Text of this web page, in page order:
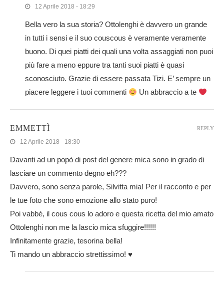
12 Aprile 2018 - 18:29
Bella vero la sua storia? Ottolenghi è davvero un grande
in tutti i sensi e il suo couscous è veramente veramente
buono. Di quei piatti dei quali una volta assaggiati non puoi
più fare a meno eppure tra tanti suoi piatti è quasi
sconosciuto. Grazie di essere passata Tizi. E’ sempre un
piacere leggere i tuoi commenti
Un abbraccio a te
EMMETTÌ
12 Aprile 2018 - 18:30
Davanti ad un popò di post del genere mica sono in grado di
lasciare un commento degno eh???
Davvero, sono senza parole, Silvitta mia! Per il racconto e per
le tue foto che sono emozione allo stato puro!
Poi vabbè, il cous cous lo adoro e questa ricetta del mio amato
Ottolenghi non me la lascio mica sfuggire!!!!!!
Infinitamente grazie, tesorina bella!
Ti mando un abbraccio strettissimo! ♥
REPLY